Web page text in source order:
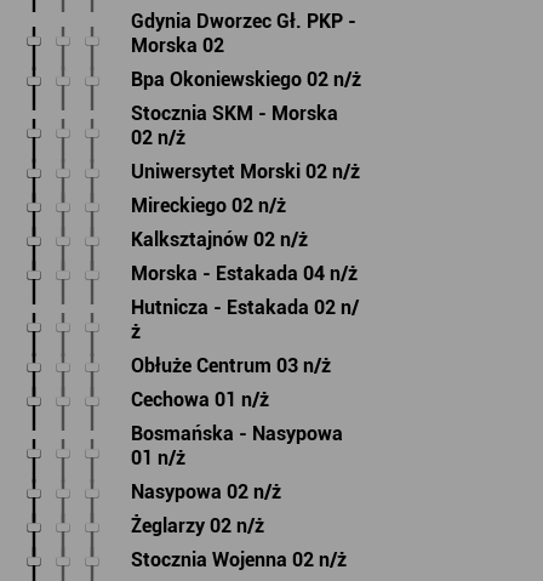
Gdynia Dworzec Gł. PKP -
Morska 02
Bpa Okoniewskiego 02 n/ż
Stocznia SKM - Morska
02 n/ż
Uniwersytet Morski 02 n/ż
Mireckiego 02 n/ż
Kalksztajnów 02 n/ż
Morska - Estakada 04 n/ż
Hutnicza - Estakada 02 n/
ż
Obłuże Centrum 03 n/ż
Cechowa 01 n/ż
Bosmańska - Nasypowa
01 n/ż
Nasypowa 02 n/ż
Żeglarzy 02 n/ż
Stocznia Wojenna 02 n/ż